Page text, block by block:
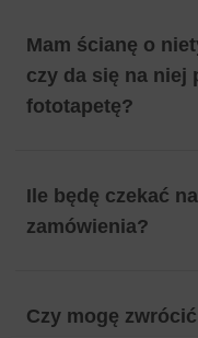
Mam ścianę o
czy da się na niej
fototapetę?
Ile będę czekać
zamówienia?
Czy mogę